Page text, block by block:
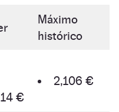
Máximo
histórico
€
2,106 €